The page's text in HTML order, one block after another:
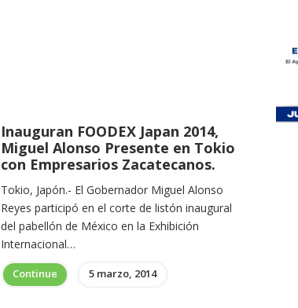
Inauguran FOODEX Japan 2014,
Miguel Alonso Presente en Tokio
con Empresarios Zacatecanos.
Tokio, Japón.- El Gobernador Miguel Alonso
Reyes participó en el corte de listón inaugural
del pabellón de México en la Exhibición
Internacional…
Continue 5 marzo, 2014